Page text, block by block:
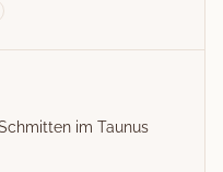
im Taunus